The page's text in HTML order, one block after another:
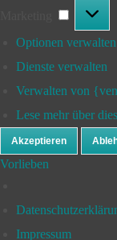
Optionen verwalten
Dienste verwalten
Verwalten von
Lese mehr über
Akzeptieren
Vorlieben
Impressum